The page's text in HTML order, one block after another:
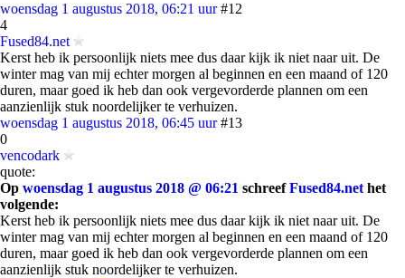
woensdag 1 augustus 2018, 06:21 uur #12
4
Fused84.net
Kerst heb ik persoonlijk niets mee dus daar kijk ik niet naar uit. De
winter mag van mij echter morgen al beginnen en een maand of 120
duren, maar goed ik heb dan ook vergevorderde plannen om een
aanzienlijk stuk noordelijker te verhuizen.
woensdag 1 augustus 2018, 06:45 uur #13
0
vencodark
quote:
Op woensdag 1 augustus 2018 @ 06:21 schreefFused84.net het
volgende:
Kerst heb ik persoonlijk niets mee dus daar kijk ik niet naar uit. De
winter mag van mij echter morgen al beginnen en een maand of 120
duren, maar goed ik heb dan ook vergevorderde plannen om een
aanzienlijk stuk noordelijker te verhuizen.